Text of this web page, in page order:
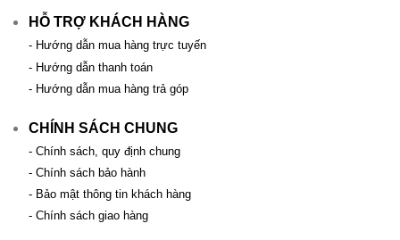
HỖ TRỢ KHÁCH HÀNG
- Hướng dẫn mua hàng trực tuyến
- Hướng dẫn thanh toán
- Hướng dẫn mua hàng trả góp
CHÍNH SÁCH CHUNG
- Chính sách, quy định chung
- Chính sách bảo hành
- Bảo mật thông tin khách hàng
- Chính sách giao hàng